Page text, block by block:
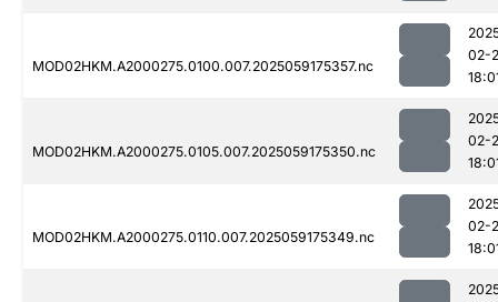
MOD02HKM.A2000275.0100.007.2025059175357.nc
02-
MOD02HKM.A2000275.0105.007.2025059175350.nc
02-
MOD02HKM.A2000275.0110.007.2025059175349.nc
02-